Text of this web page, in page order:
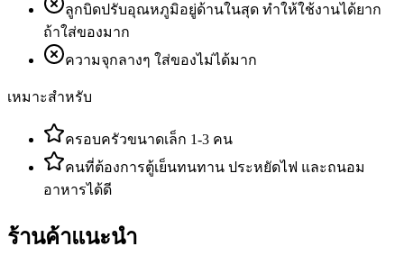
ลูกบิดปรับอุณหภูมิอยู่ด้านในสุด ทำให้ใช้งานได้ยาก
ถ้าใส่ของมาก
ความจุกลางๆ ใส่ของไม่ได้มาก
เหมาะสำหรับ
ครอบครัวขนาดเล็ก 1-3 คน
คนที่ต้องการตู้เย็นทนทาน ประหยัดไฟ และถนอม
อาหารได้ดี
ร้านค้าแนะนำ